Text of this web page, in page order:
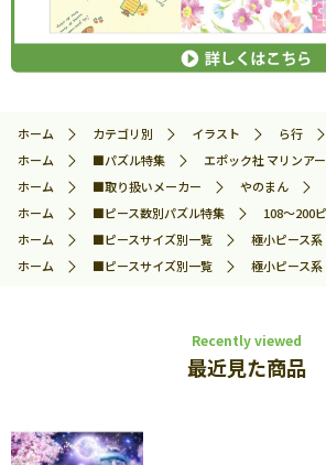
ホーム カテゴリ別 イラスト ら行
ホーム
■パズル特集 エポック社 マリンア
ホーム
■取り扱いメーカー やのまん
ホーム
■ピース数別パズル特集 108～200
ホーム
■ピースサイズ別一覧 極小ピース系
ホーム
■ピースサイズ別一覧 極小ピース系
Recently viewed
最近見た商品